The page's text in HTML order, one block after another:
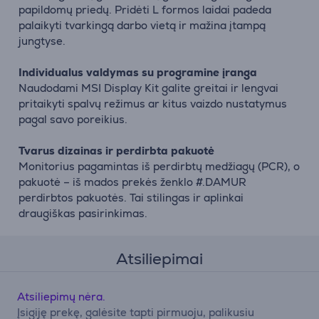
papildomų priedų. Pridėti L formos laidai padeda
palaikyti tvarkingą darbo vietą ir mažina įtampą
jungtyse.
Individualus valdymas su programine įranga
Naudodami MSI Display Kit galite greitai ir lengvai
pritaikyti spalvų režimus ar kitus vaizdo nustatymus
pagal savo poreikius.
Tvarus dizainas ir perdirbta pakuotė
Monitorius pagamintas iš perdirbtų medžiagų (PCR), o
pakuotė – iš mados prekės ženklo #.DAMUR
perdirbtos pakuotės. Tai stilingas ir aplinkai
draugiškas pasirinkimas.
Atsiliepimai
Atsiliepimų nėra.
Įsigiję prekę, galėsite tapti pirmuoju, palikusiu